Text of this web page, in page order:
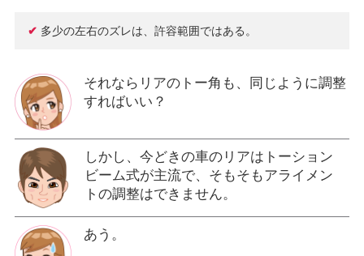
✔ 多少の左右のズレは、許容範囲ではある。
それならリアのトー角も、同じように調整
すればいい？
しかし、今どきの車のリアはトーション
ビーム式が主流で、そもそもアライメン
トの調整はできません。
あう。